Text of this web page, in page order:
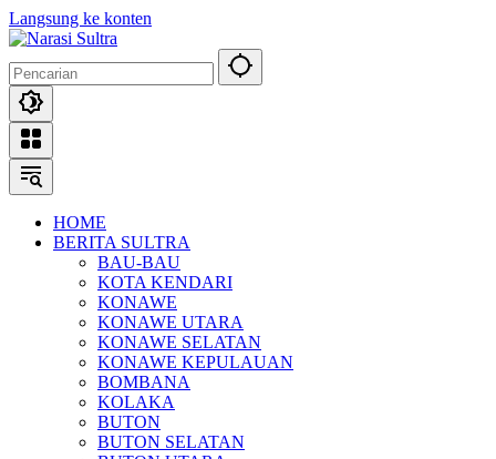
Langsung ke konten
HOME
BERITA SULTRA
BAU-BAU
KOTA KENDARI
KONAWE
KONAWE UTARA
KONAWE SELATAN
KONAWE KEPULAUAN
BOMBANA
KOLAKA
BUTON
BUTON SELATAN